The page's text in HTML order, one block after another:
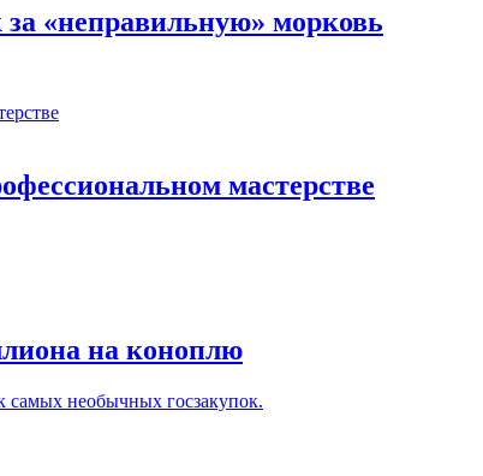
«неправильную» морковь
мастерстве
на коноплю
самых необычных госзакупок.